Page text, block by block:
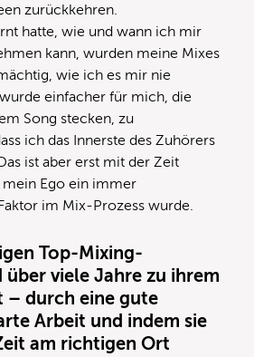
zurückkehren.
hatte, wie und wann ich mir
kann, wurden meine Mixes
wie ich es mir nie
einfacher für mich, die
Song stecken, zu
ich das Innerste des Zuhörers
ist aber erst mit der Zeit
mein Ego ein immer
im Mix-Prozess wurde.
Top-Mixing-
über viele Jahre zu ihrem
– durch eine gute
Arbeit und indem sie
am richtigen Ort